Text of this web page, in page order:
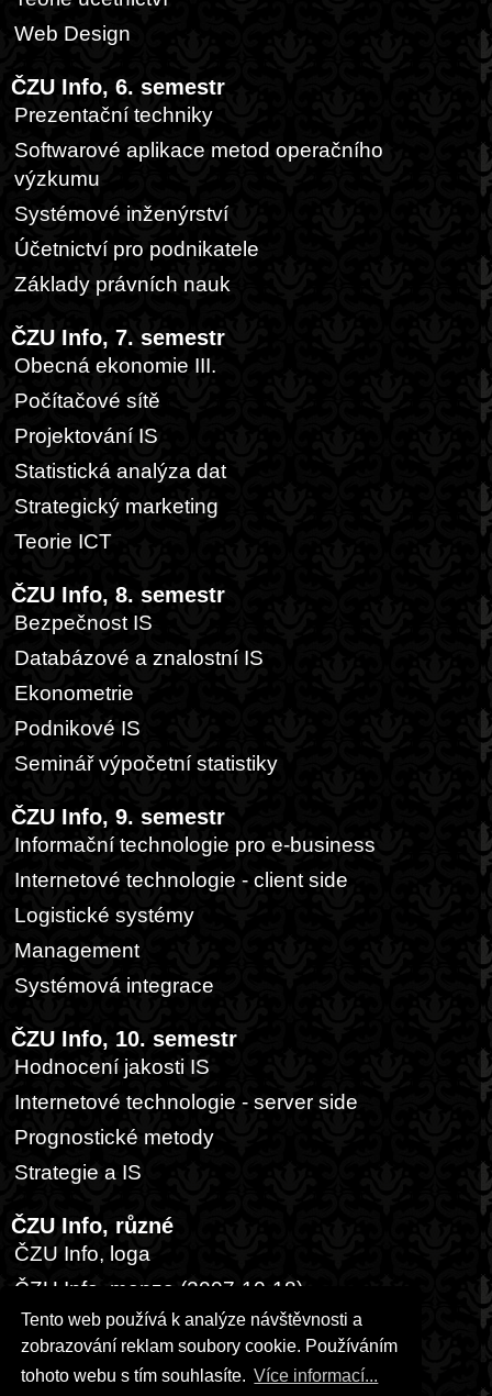
Tento web používá k analýze návštěvnosti a
zobrazování reklam soubory cookie. Používáním
tohoto webu s tím souhlasíte. Více informací...
Web Design
ČZU Info, 6. semestr
Prezentační techniky
Softwarové aplikace metod operačního
výzkumu
Systémové inženýrství
Účetnictví pro podnikatele
Základy právních nauk
ČZU Info, 7. semestr
Obecná ekonomie III.
Počítačové sítě
Projektování IS
Statistická analýza dat
Strategický marketing
Teorie ICT
ČZU Info, 8. semestr
Bezpečnost IS
Databázové a znalostní IS
Ekonometrie
Podnikové IS
Seminář výpočetní statistiky
ČZU Info, 9. semestr
Informační technologie pro e-business
Internetové technologie - client side
Logistické systémy
Management
Systémová integrace
ČZU Info, 10. semestr
Hodnocení jakosti IS
Internetové technologie - server side
Prognostické metody
Strategie a IS
ČZU Info, různé
ČZU Info, loga
ČZU Info, menza (2007-10-18)
ČZU Info, nuda na přednášce...
ČZU Info, přednášky